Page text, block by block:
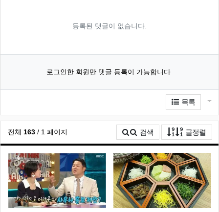
등록된 댓글이 없습니다.
로그인한 회원만 댓글 등록이 가능합니다.
목록 게
전체 163 / 1 페이지 검색 글정렬